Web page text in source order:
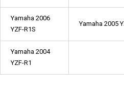
Yamaha 2006
YZF-R1S
Yamaha 2005
Yamaha 2004
YZF-R1